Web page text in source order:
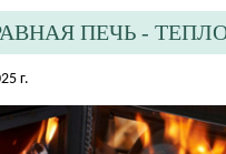
ПЕЧЬ -
г.